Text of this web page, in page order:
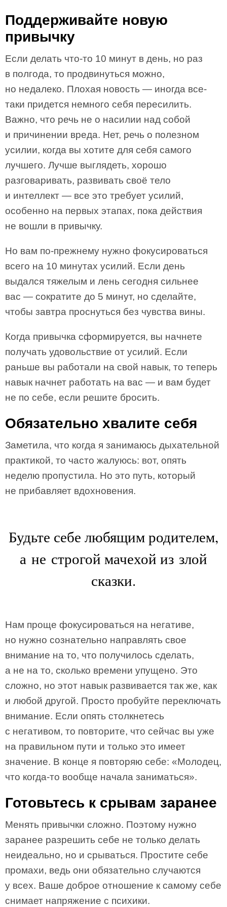
Поддерживайте новую
привычку
Если делать что-то 10 минут в день, но раз
в полгода, то продвинуться можно,
но недалеко. Плохая новость — иногда все-
таки придется немного себя пересилить.
Важно, что речь не о насилии над собой
и причинении вреда. Нет, речь о полезном
усилии, когда вы хотите для себя самого
лучшего. Лучше выглядеть, хорошо
разговаривать, развивать своё тело
и интеллект — все это требует усилий,
особенно на первых этапах, пока действия
не вошли в привычку.
Но вам по-прежнему нужно фокусироваться
всего на 10 минутах усилий. Если день
выдался тяжелым и лень сегодня сильнее
вас — сократите до 5 минут, но сделайте,
чтобы завтра проснуться без чувства вины.
Когда привычка сформируется, вы начнете
получать удовольствие от усилий. Если
раньше вы работали на свой навык, то теперь
навык начнет работать на вас — и вам будет
не по себе, если решите бросить.
Обязательно хвалите себя
Заметила, что когда я занимаюсь дыхательной
практикой, то часто жалуюсь: вот, опять
неделю пропустила. Но это путь, который
не прибавляет вдохновения.
Будьте себе любящим родителем,
а не строгой мачехой из злой
сказки.
Нам проще фокусироваться на негативе,
но нужно сознательно направлять свое
внимание на то, что получилось сделать,
а не на то, сколько времени упущено. Это
сложно, но этот навык развивается так же, как
и любой другой. Просто пробуйте переключать
внимание. Если опять столкнетесь
с негативом, то повторите, что сейчас вы уже
на правильном пути и только это имеет
значение. В конце я повторяю себе: «Молодец,
что когда-то вообще начала заниматься».
Готовьтесь к срывам заранее
Менять привычки сложно. Поэтому нужно
заранее разрешить себе не только делать
неидеально, но и срываться. Простите себе
промахи, ведь они обязательно случаются
у всех. Ваше доброе отношение к самому себе
снимает напряжение с психики.